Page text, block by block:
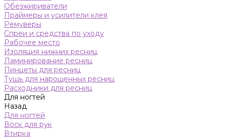
Обезжириватели
Праймеры и усилители клея
Ремуверы
Спреи и средства по уходу
Рабочее место
Изоляция нижних ресниц
Ламинирование ресниц
Пинцеты для ресниц
Тушь для нарощенных ресниц
Расходники для ресниц
Для ногтей
Назад
Для ногтей
Воск для рук
Втирка